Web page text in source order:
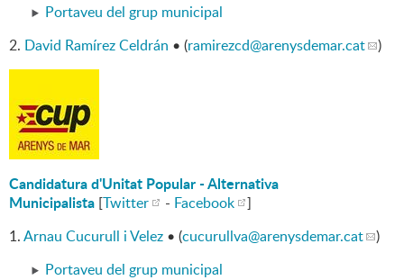
Portaveu del grup municipal
2. David Ramírez Celdrán • (ramirezcd@arenysdemar.cat )
Candidatura d'Unitat Popular - Alternativa
Municipalista [Twitter - Facebook
]
1.Arnau Cucurull i Velez • (cucurullva@arenysdemar.cat
)
Portaveu del grup municipal